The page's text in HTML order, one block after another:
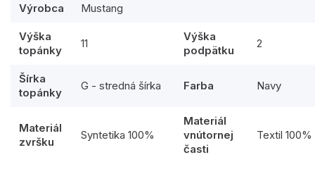
Výrobca Mustang
Výška
topánky
11
Výška
podpätku
2
Šírka
topánky
G - stredná šírka Farba Navy
Materiál
zvršku
Syntetika 100%
Materiál
vnútornej
časti
Textil 100%